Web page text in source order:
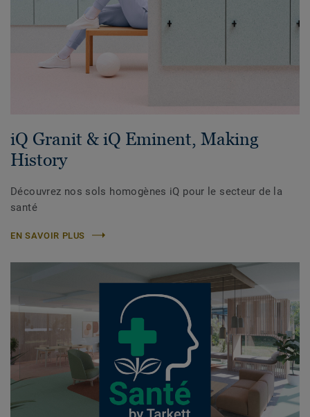
iQ Granit & iQ Eminent, Making
History
Découvrez nos sols homogènes iQ pour le secteur de la
santé
EN SAVOIR PLUS